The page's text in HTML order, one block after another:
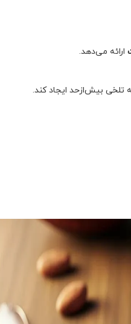
ارائه می‌دهد.
تلخی بیش‌ازحد ایجاد کند.